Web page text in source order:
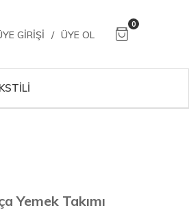
GIRIŞI / ÜYE OL
0
Yemek Takımı